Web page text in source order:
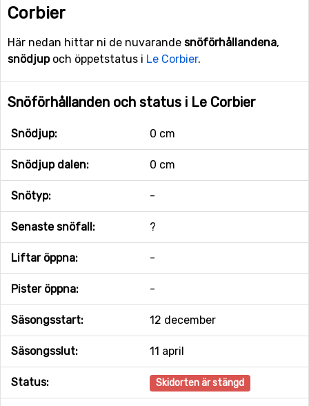
Corbier
Här nedan hittar ni de nuvarande snöförhållandena,
snödjupoch öppetstatus i Le Corbier.
Snöförhållanden och status i Le Corbier
Snödjup: 0 cm
Snödjup dalen: 0 cm
Snötyp: -
Senaste snöfall: ?
Liftar öppna: -
Pister öppna: -
Säsongsstart: 12 december
Säsongsslut: 11 april
Status: Skidorten är stängd